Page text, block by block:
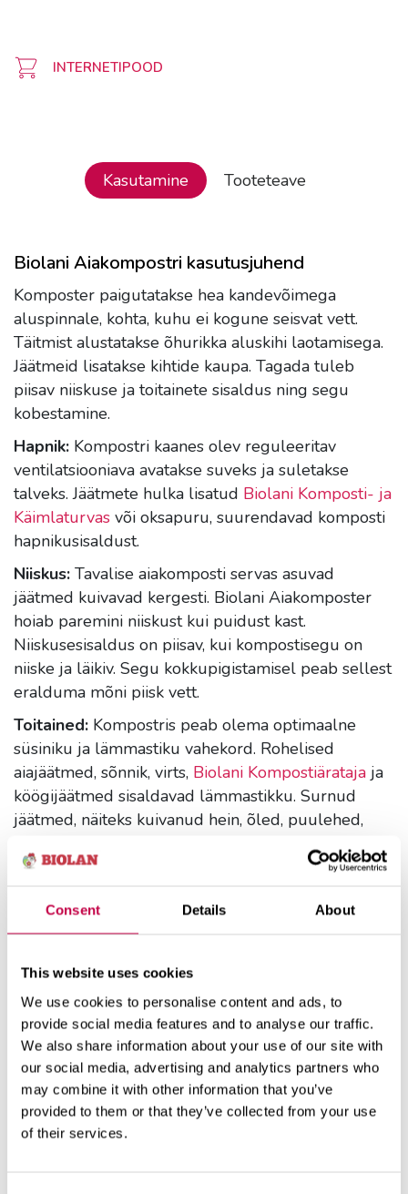
Consent Details About
This website uses cookies
We use cookies to personalise content and ads, to
provide social media features and to analyse our traffic.
We also share information about your use of our site with
our social media, advertising and analytics partners who
may combine it with other information that you’ve
provided to them or that they’ve collected from your use
of their services.
INTERNETIPOOD
Kasutamine Tooteteave
Biolani Aiakompostri kasutusjuhend
Komposter paigutatakse hea kandevõimega
aluspinnale, kohta, kuhu ei kogune seisvat vett.
Täitmist alustatakse õhurikka aluskihi laotamisega.
Jäätmeid lisatakse kihtide kaupa. Tagada tuleb
piisav niiskuse ja toitainete sisaldus ning segu
kobestamine.
Hapnik: Kompostri kaanes olev reguleeritav
ventilatsiooniava avatakse suveks ja suletakse
talveks. Jäätmete hulka lisatud Biolani Komposti- ja
Käimlaturvas või oksapuru, suurendavad komposti
hapnikusisaldust.
Niiskus: Tavalise aiakomposti servas asuvad
jäätmed kuivavad kergesti. Biolani Aiakomposter
hoiab paremini niiskust kui puidust kast.
Niiskusesisaldus on piisav, kui kompostisegu on
niiske ja läikiv. Segu kokkupigistamisel peab sellest
eralduma mõni piisk vett.
Toitained: Kompostris peab olema optimaalne
süsiniku ja lämmastiku vahekord. Rohelised
aiajäätmed, sõnnik, virts, Biolani Kompostiärataja ja
köögijäätmed sisaldavad lämmastikku. Surnud
jäätmed, näiteks kuivanud hein, õled, puulehed,
Biolani Komposti- ja Käimlaturvas
sisaldavad sütt.
Kompostri sisu tuleb üks-kaks korda aastas läbi
keskel. Kompostri tühjendamiseks tõstetakse
komposter komposti pealt ära. Aiajäätmed
valmivad Aiakompostris kompostmullaks umbes
1–2 aastaga.